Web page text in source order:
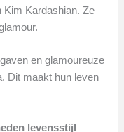
Kim Kardashian. Ze
en glamoureuze
Dit maakt hun leven
levensstijl